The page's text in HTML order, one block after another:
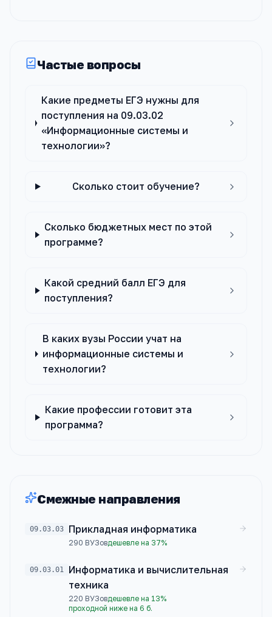
Частые вопросы
Какие предметы ЕГЭ нужны для
поступления на 09.03.02
«Информационные системы и
технологии»?
Сколько стоит обучение?
Сколько бюджетных мест по этой
программе?
Какой средний балл ЕГЭ для
поступления?
В каких вузы России учат на
информационные системы и
технологии?
Какие профессии готовит эта
программа?
Смежные направления
09.03.03 Прикладная информатика
290 ВУЗовдешевле на 37%
09.03.01
Информатика и вычислительная
техника
220 ВУЗовдешевле на 13%
проходной ниже на 6 б.